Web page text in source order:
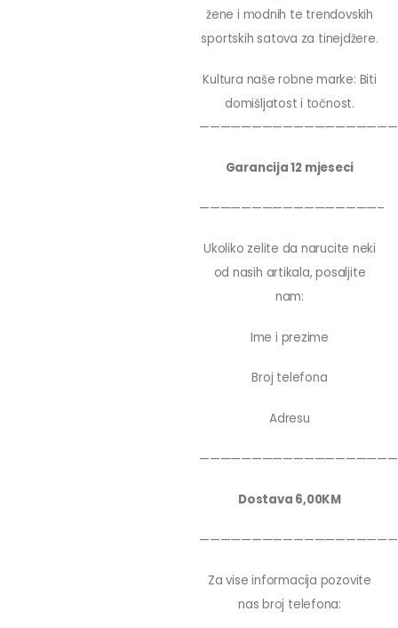
žene i modnih te trendovskih
sportskih satova za tinejdžere.
Kultura naše robne marke: Biti
domišljatost i točnost.
Garancija 12 mjeseci
—————————————————–
Ukoliko zelite da narucite neki
od nasih artikala, posaljite
nam:
Ime i prezime
Broj telefona
Adresu
———————————————————
Dostava 6,00KM
———————————————————
Za vise informacija pozovite
nas broj telefona: